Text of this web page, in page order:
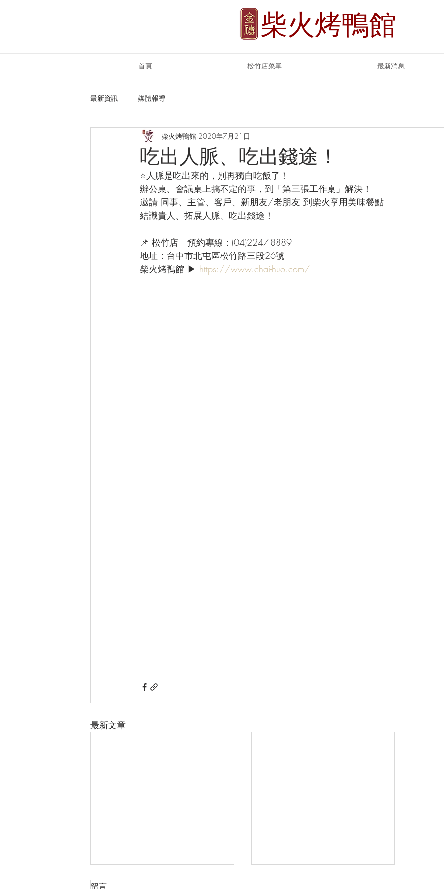
柴火烤鴨館
首頁 松竹店菜單 最新消息
最新資訊 媒體報導
吃出人脈、吃出錢途！
柴火烤鴨館 2020年7月21日
⭐️人脈是吃出來的，別再獨自吃飯了！
辦公桌、會議桌上搞不定的事，到「第三張工作桌」解決！
邀請 同事、主管、客戶、新朋友/老朋友 到柴火享用美味餐點
結識貴人、拓展人脈、吃出錢途！
📌 松竹店　預約專線：(04)2247-8889
地址：台中市北屯區松竹路三段26號
柴火烤鴨館 ▶ https://www.chai-huo.com/
最新文章
留言